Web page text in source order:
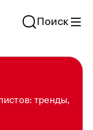
Поиск
тренды,